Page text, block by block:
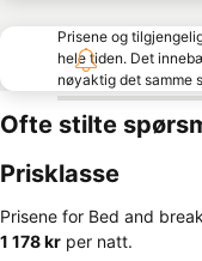
Prisene og
hele tiden. Det
nøyaktig det samme
Ofte stilte
Prisklasse
Prisene for Bed and
‎1 178 kr per natt.